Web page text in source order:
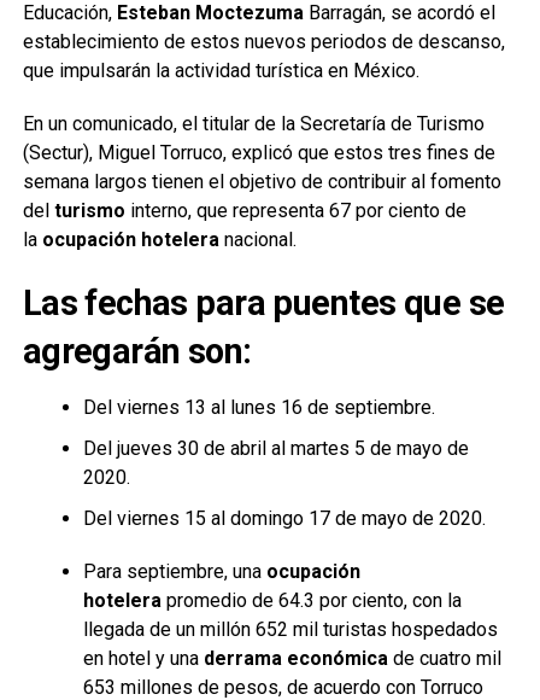
Educación, Esteban MoctezumaBarragán, se acordó el
establecimiento de estos nuevos periodos de descanso,
que impulsarán la actividad turística en México.
En un comunicado, el titular de la Secretaría de Turismo
(Sectur), Miguel Torruco, explicó que estos tres fines de
semana largos tienen el objetivo de contribuir al fomento
delturismo interno, que representa 67 por ciento de
la ocupación hoteleranacional.
Las fechas para puentes que se
agregarán son:
Del viernes 13 al lunes 16 de septiembre.
Del jueves 30 de abril al martes 5 de mayo de
2020.
Del viernes 15 al domingo 17 de mayo de 2020.
Para septiembre, una ocupación
hotelerapromedio de 64.3 por ciento, con la
llegada de un millón 652 mil turistas hospedados
en hotel y una derrama económicade cuatro mil
653 millones de pesos, de acuerdo con Torruco